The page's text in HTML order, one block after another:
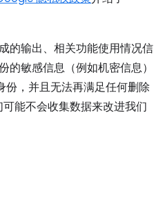
的输出、相关功能使用情况信
敏感信息（例如机密信息）
，并且无法再满足任何删除
能不会收集数据来改进我们